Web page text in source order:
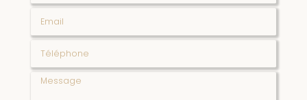
Message